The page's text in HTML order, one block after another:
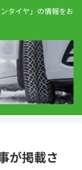
タイヤ」の情報をお
が掲載さ